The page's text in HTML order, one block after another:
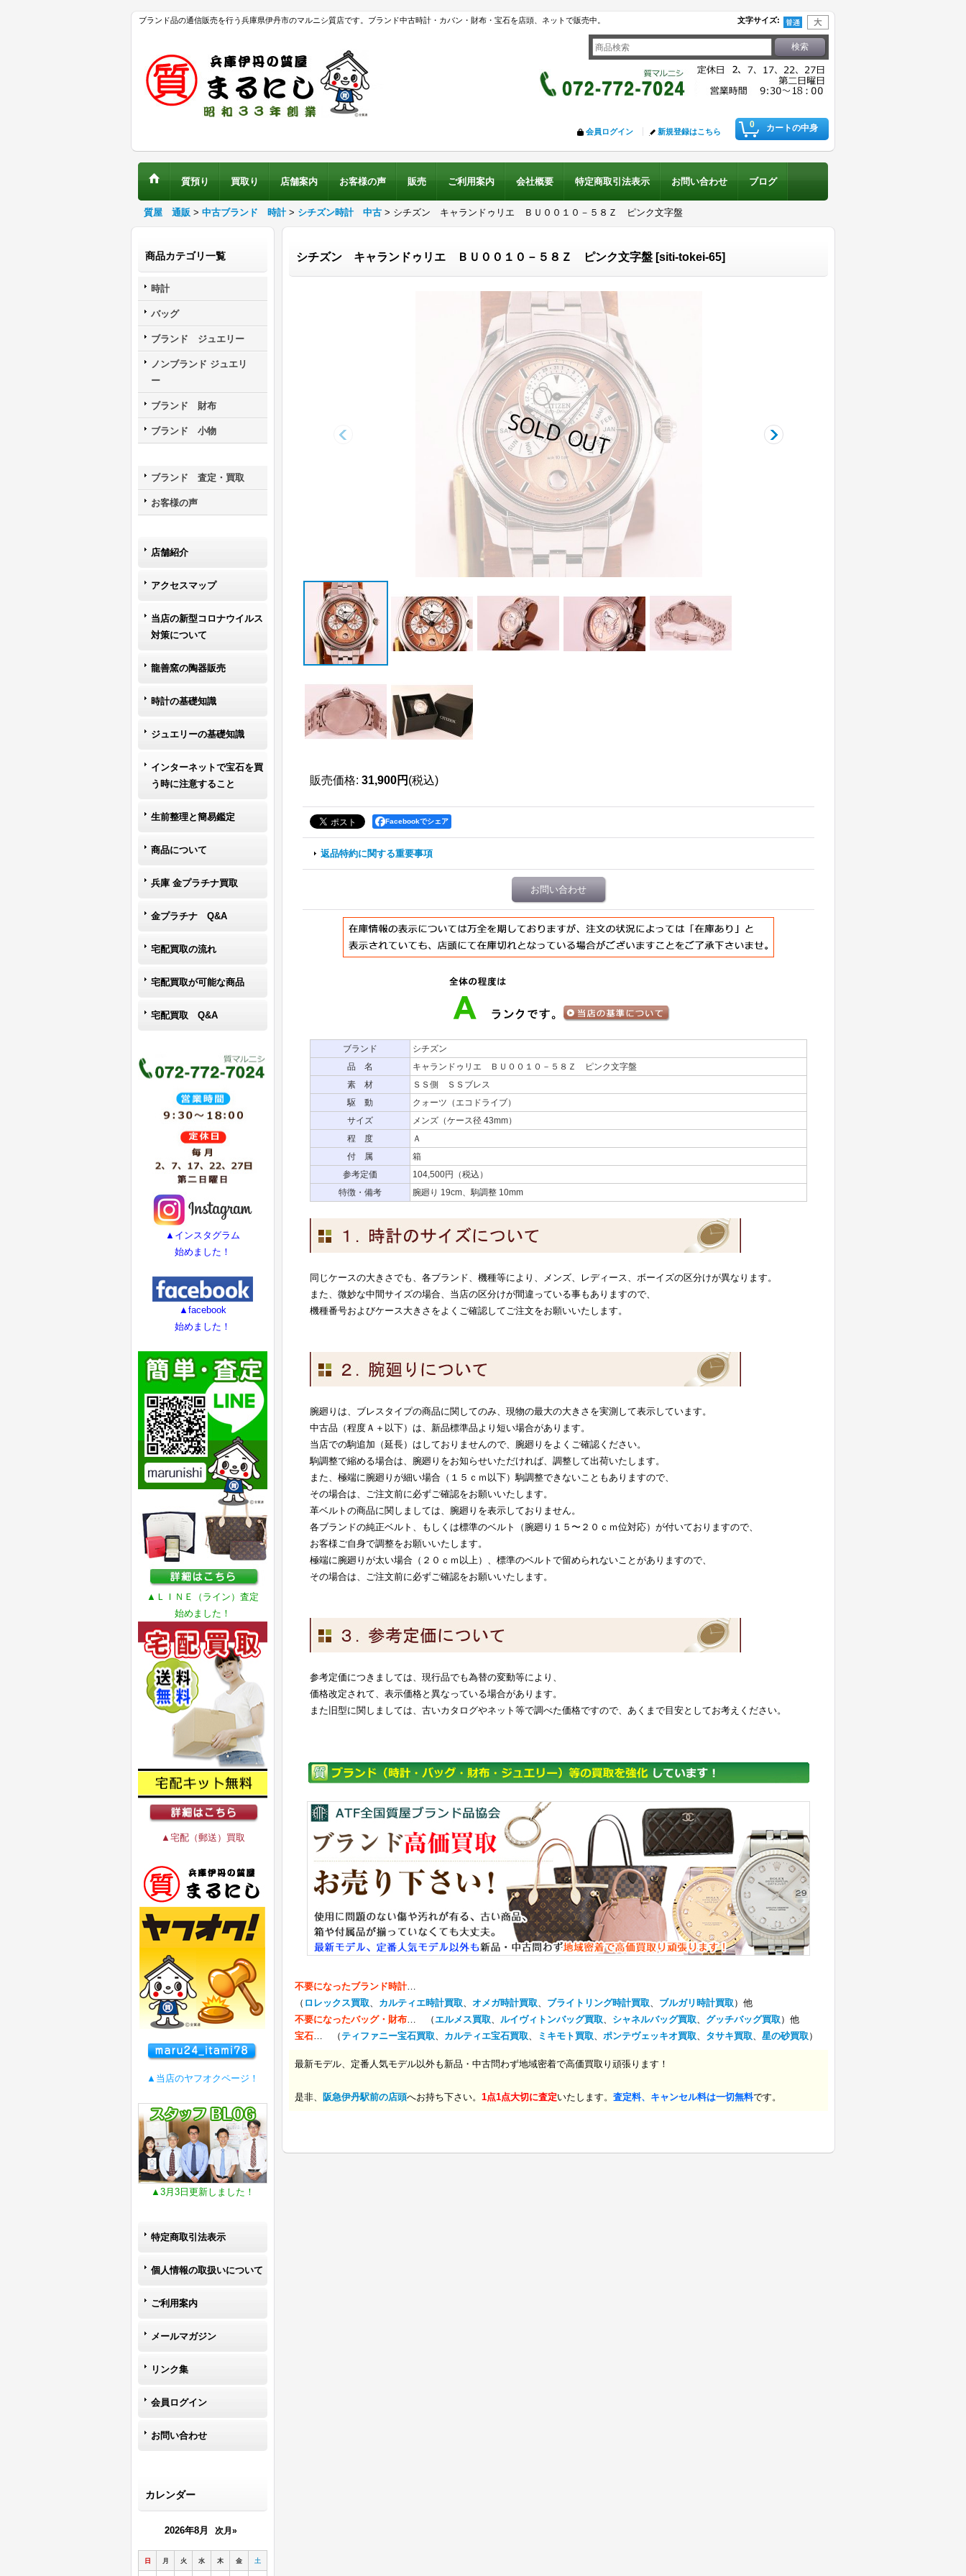
ブランド品の通信販売を行う兵庫県伊丹市のマルニシ質店です。ブランド中古時計・カバン・財布・宝石を店頭、ネットで販売中。 文字サイズ:
0 カートの中身
会員ログイン 新規登録はこちら
質預り 買取り 店舗案内 お客様の声 販売 ご利用案内 会社概要 特定商取引法表示 お問い合わせ ブログ
質屋 通販 > 中古ブランド 時計 > シチズン時計 中古 > シチズン キャランドゥリエ ＢＵ００１０－５８Ｚ ピンク文字盤
商品カテゴリ一覧
時計
バッグ
ブランド ジュエリー
ノンブランド ジュエリ
ー
ブランド 財布
ブランド 小物
ブランド 査定・買取
お客様の声
店舗紹介
アクセスマップ
当店の新型コロナウイルス
対策について
龍善窯の陶器販売
時計の基礎知識
ジュエリーの基礎知識
インターネットで宝石を買
う時に注意すること
生前整理と簡易鑑定
商品について
兵庫 金プラチナ買取
金プラチナ Q&A
宅配買取の流れ
宅配買取が可能な商品
宅配買取 Q&A
▲インスタグラム
始めました！
▲facebook
始めました！
▲ＬＩＮＥ（ライン）査定
始めました！
▲宅配（郵送）買取
▲当店のヤフオクページ！
▲3月3日更新しました！
特定商取引法表示
個人情報の取扱いについて
ご利用案内
メールマガジン
リンク集
会員ログイン
お問い合わせ
カレンダー
2026年8月 次月»
日 月 火 水 木 金 土
シチズン キャランドゥリエ ＢＵ００１０－５８Ｚ ピンク文字盤 [siti-tokei-65]
販売価格: 31,900円 (税込)
Facebookでシェア
返品特約に関する重要事項
お問い合わせ
ブランド
シチズン
品 名
キャランドゥリエ ＢＵ００１０－５８Ｚ ピンク文字盤
素 材
ＳＳ側 ＳＳブレス
駆 動
クォーツ（エコドライブ）
サイズ
メンズ（ケース径 43mm）
程 度
Ａ
付 属
箱
参考定価
104,500円（税込）
特徴・備考
腕廻り 19cm、駒調整 10mm
同じケースの大きさでも、各ブランド、機種等により、メンズ、レディース、ボーイズの区分けが異なります。
また、微妙な中間サイズの場合、当店の区分けが間違っている事もありますので、
機種番号およびケース大きさをよくご確認してご注文をお願いいたします。
腕廻りは、ブレスタイプの商品に関してのみ、現物の最大の大きさを実測して表示しています。
中古品（程度Ａ＋以下）は、新品標準品より短い場合があります。
当店での駒追加（延長）はしておりませんので、腕廻りをよくご確認ください。
駒調整で縮める場合は、腕廻りをお知らせいただければ、調整して出荷いたします。
また、極端に腕廻りが細い場合（１５ｃｍ以下）駒調整できないこともありますので、
その場合は、ご注文前に必ずご確認をお願いいたします。
革ベルトの商品に関しましては、腕廻りを表示しておりません。
各ブランドの純正ベルト、もしくは標準のベルト（腕廻り１５〜２０ｃｍ位対応）が付いておりますので、
お客様ご自身で調整をお願いいたします。
極端に腕廻りが太い場合（２０ｃｍ以上）、標準のベルトで留められないことがありますので、
その場合は、ご注文前に必ずご確認をお願いいたします。
参考定価につきましては、現行品でも為替の変動等により、
価格改定されて、表示価格と異なっている場合があります。
また旧型に関しましては、古いカタログやネット等で調べた価格ですので、あくまで目安としてお考えください。
不要になったブランド時計…
（ ロレックス買取、 カルティエ時計買取、 オメガ時計買取、 ブライトリング時計買取、 ブルガリ時計買取 ）他
不要になったバッグ・財布… （ エルメス買取、 ルイヴィトンバッグ買取、 シャネルバッグ買取、 グッチバッグ買取 ）他
宝石… （ティファニー宝石買取、 カルティエ宝石買取、 ミキモト買取、 ポンテヴェッキオ買取、 タサキ買取、 星の砂買取 ）
最新モデル、定番人気モデル以外も新品・中古問わず地域密着で高価買取り頑張ります！
是非、 阪急伊丹駅前の店頭へお持ち下さい。 1点1点大切に査定いたします。 査定料、キャンセル料は一切無料です。